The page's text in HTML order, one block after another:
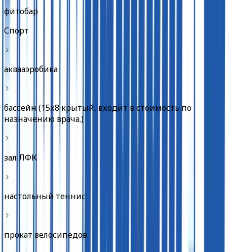
фитобар
Спорт
аквааэробика
бассейн (15х8 крытый, входит в стоимость по
назначению врача.)
зал ЛФК
настольный теннис
прокат велосипедов